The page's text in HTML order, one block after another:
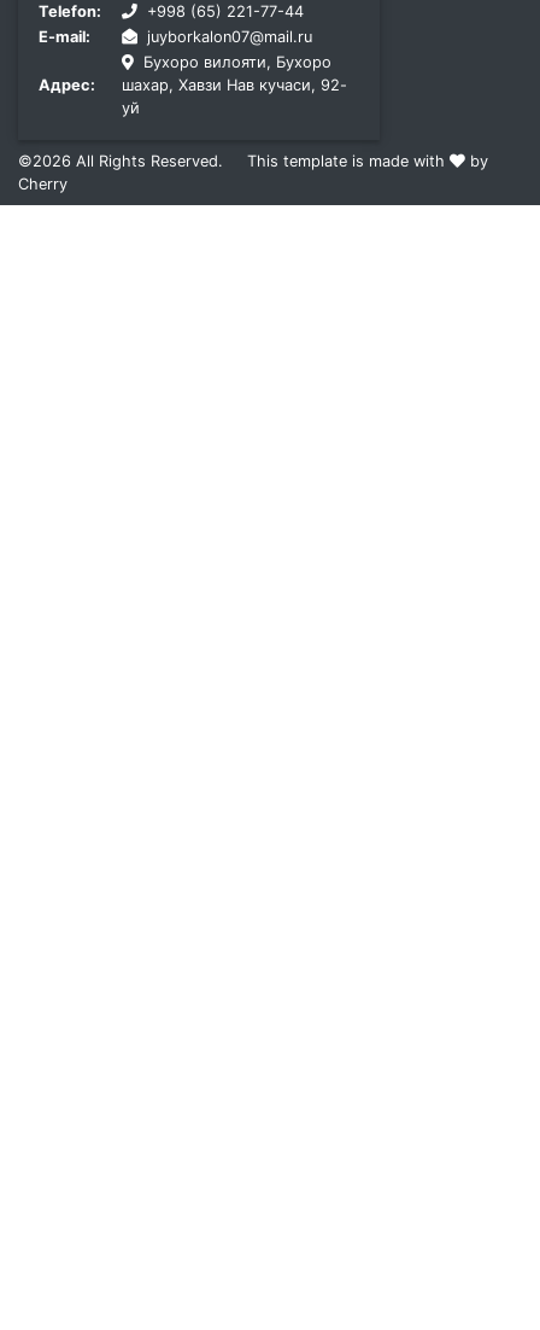
Telefon:
+998 (65) 221-77-44
E-mail:
juyborkalon07@mail.ru
Адрес:
Бухоро вилояти, Бухоро
шахар, Хавзи Нав кучаси, 92-
уй
©2026 All Rights Reserved. This template is made with
by
Cherry